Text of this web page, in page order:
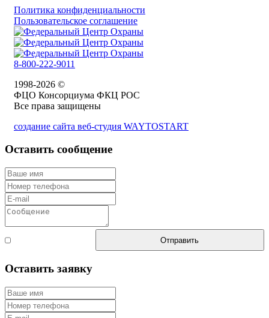
Политика конфиденциальности
Пользовательское соглашение
8-800-222-9011
1998-2026 ©
ФЦО Консорциума ФКЦ РОС
Все права защищены
создание сайта веб-студия WAYTOSTART
Оставить сообщение
Отправить
Оставить заявку